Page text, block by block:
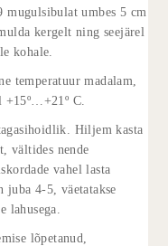
mugulsibulat umbes 5 cm
kergelt ning seejärel
kohale.
temperatuur madalam,
+15º…+21º C.
Hiljem kasta
vältides nende
vahel lasta
4-5, väetatakse
lahusega.
lõpetanud,